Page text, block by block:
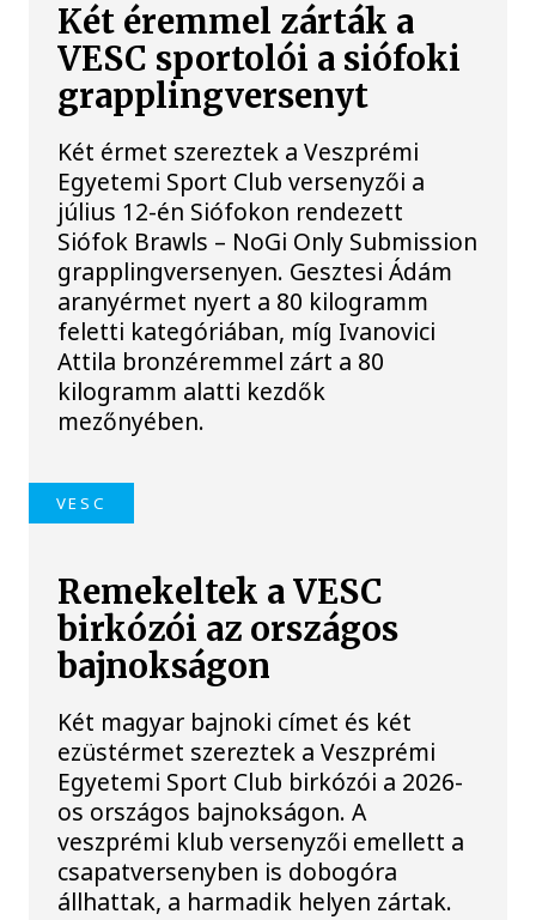
Két éremmel zárták a
VESC sportolói a siófoki
grapplingversenyt
Két érmet szereztek a Veszprémi
Egyetemi Sport Club versenyzői a
július 12-én Siófokon rendezett
Siófok Brawls – NoGi Only Submission
grapplingversenyen. Gesztesi Ádám
aranyérmet nyert a 80 kilogramm
feletti kategóriában, míg Ivanovici
Attila bronzéremmel zárt a 80
kilogramm alatti kezdők
mezőnyében.
VESC
Remekeltek a VESC
birkózói az országos
bajnokságon
Két magyar bajnoki címet és két
ezüstérmet szereztek a Veszprémi
Egyetemi Sport Club birkózói a 2026-
os országos bajnokságon. A
veszprémi klub versenyzői emellett a
csapatversenyben is dobogóra
állhattak, a harmadik helyen zártak.